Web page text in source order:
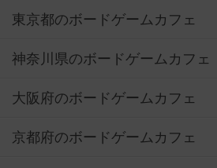
東京都のボードゲームカフェ
神奈川県のボードゲームカフェ
大阪府のボードゲームカフェ
京都府のボードゲームカフェ